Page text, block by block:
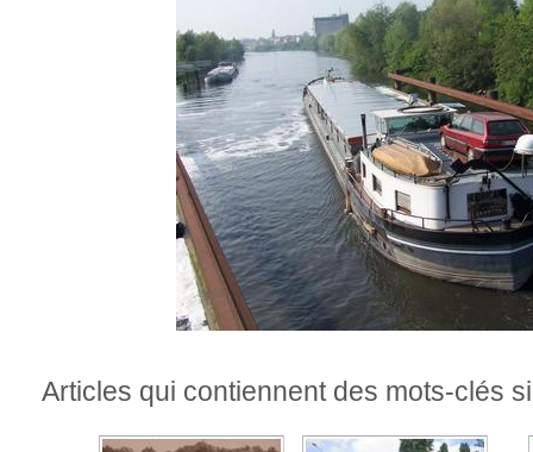
Articles qui contiennent des mots-clés